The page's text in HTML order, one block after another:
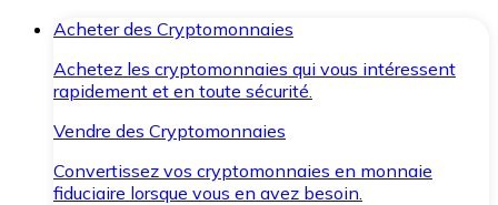
Acheter des Cryptomonnaies
Achetez les cryptomonnaies qui vous intéressent
rapidement et en toute sécurité.
Vendre des Cryptomonnaies
Convertissez vos cryptomonnaies en monnaie
fiduciaire lorsque vous en avez besoin.